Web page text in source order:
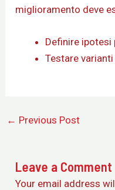
miglioramento deve
Definire ipotesi
Testare
← Previous Post
Leave a Comment
Your email address